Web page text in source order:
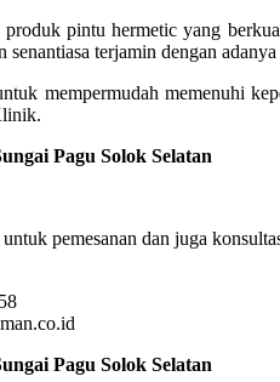
pintu hermetic yang
senantiasa terjamin dengan
mempermudah memenuhi
Pagu Solok Selatan
pemesanan dan juga
Pagu Solok Selatan